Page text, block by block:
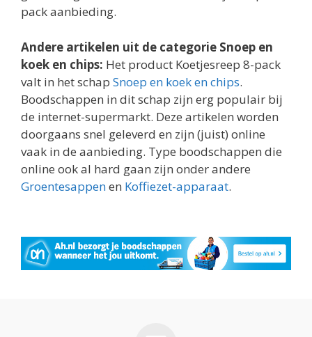
pack aanbieding.
Andere artikelen uit de categorie Snoep en
koek en chips: Het product Koetjesreep 8-pack
valt in het schap Snoep en koek en chips.
Boodschappen in dit schap zijn erg populair bij
de internet-supermarkt. Deze artikelen worden
doorgaans snel geleverd en zijn (juist) online
vaak in de aanbieding. Type boodschappen die
online ook al hard gaan zijn onder andere
Groentesappenen Koffiezet-apparaat.